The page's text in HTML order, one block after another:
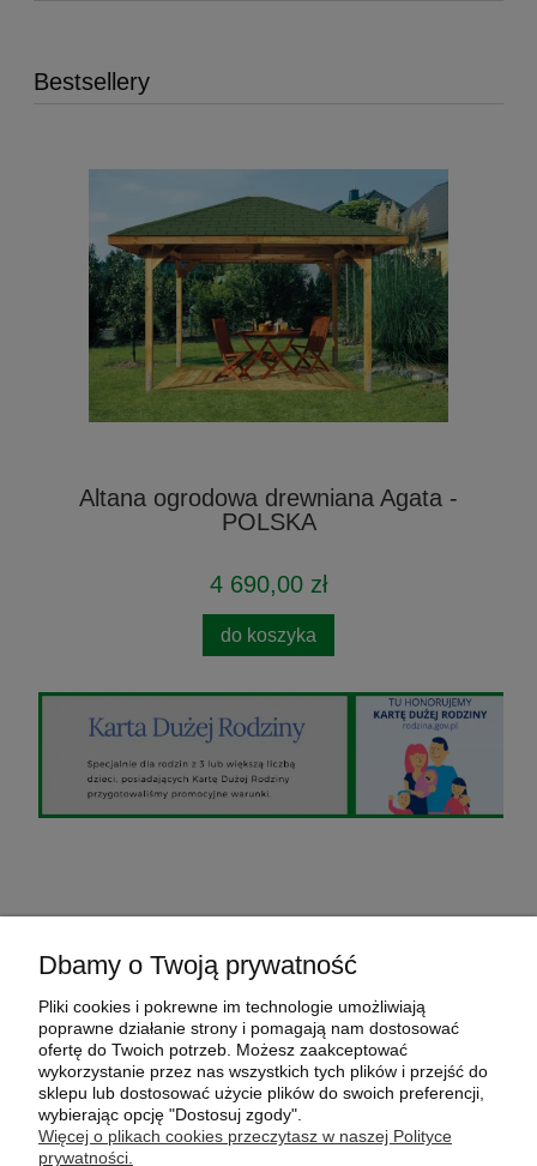
Bestsellery
Altana ogrodowa drewniana Agata -
POLSKA
4 690,00 zł
do koszyka
Moje konto
Płatności i dostawa
Dbamy o Twoją prywatność
Pliki cookies i pokrewne im technologie umożliwiają
poprawne działanie strony i pomagają nam dostosować
ofertę do Twoich potrzeb. Możesz zaakceptować
wykorzystanie przez nas wszystkich tych plików i przejść do
sklepu lub dostosować użycie plików do swoich preferencji,
wybierając opcję "Dostosuj zgody".
Więcej o plikach cookies przeczytasz w naszej Polityce
prywatności.